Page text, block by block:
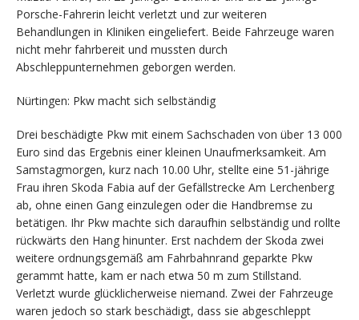
Porsche-Fahrerin leicht verletzt und zur weiteren
Behandlungen in Kliniken eingeliefert. Beide Fahrzeuge waren
nicht mehr fahrbereit und mussten durch
Abschleppunternehmen geborgen werden.
Nürtingen: Pkw macht sich selbständig
Drei beschädigte Pkw mit einem Sachschaden von über 13 000
Euro sind das Ergebnis einer kleinen Unaufmerksamkeit. Am
Samstagmorgen, kurz nach 10.00 Uhr, stellte eine 51-jährige
Frau ihren Skoda Fabia auf der Gefällstrecke Am Lerchenberg
ab, ohne einen Gang einzulegen oder die Handbremse zu
betätigen. Ihr Pkw machte sich daraufhin selbständig und rollte
rückwärts den Hang hinunter. Erst nachdem der Skoda zwei
weitere ordnungsgemäß am Fahrbahnrand geparkte Pkw
gerammt hatte, kam er nach etwa 50 m zum Stillstand.
Verletzt wurde glücklicherweise niemand. Zwei der Fahrzeuge
waren jedoch so stark beschädigt, dass sie abgeschleppt